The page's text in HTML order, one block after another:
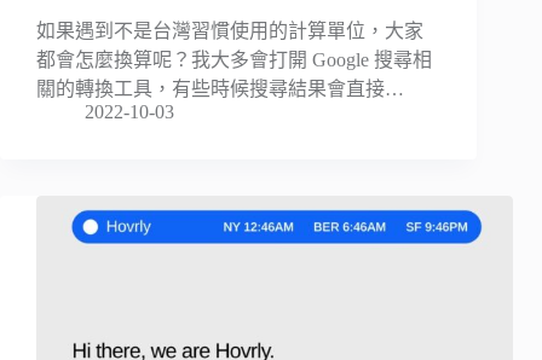
如果遇到不是台灣習慣使用的計算單位，大家
都會怎麼換算呢？我大多會打開 Google 搜尋相
關的轉換工具，有些時候搜尋結果會直接…
2022-10-03